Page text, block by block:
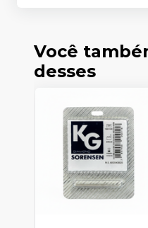
Você
desses